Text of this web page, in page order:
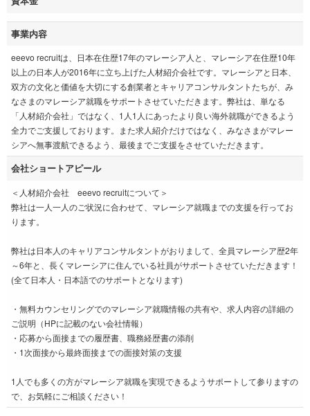
事業内容
eeevo recruitは、日本在住歴17年のマレーシア人と、マレーシア在住歴10年
以上の日本人が2016年に立ち上げた人材紹介会社です。マレーシアと日本、
双方の文化と価値を大切にする創業者とキャリアコンサルタントたちが、み
なさまのマレーシア就職をサポートさせていただきます。弊社は、単なる
「人材紹介会社」ではなく、1人1人にあったより良い海外就職ができるよう
全力でご支援しております。また求人紹介だけではなく、みなさまがマレー
シアへ無事渡航できるよう、最後までご支援をさせていただきます。
会社ショートアピール
＜人材紹介会社 eeevo recruitについて＞
弊社は一人一人のご状況に合わせて、マレーシア就職までの支援を行ってお
ります。
弊社は日本人のキャリアコンサルタントがおりまして、全員マレーシア歴2年
～6年と、長くマレーシアに住んでいる社員がサポートさせていただきます！
(全て日本人・日本語でのサポートとなります)
・無料カウンセリングでのマレーシア就職情報の共有や、求人内容の詳細の
ご説明（HPに記載のない会社情報）
・応募から面接までの履歴書、職務経歴書の添削
・1次面接から最終面接までの面接対策の支援
1人でも多くの方がマレーシア就職を実現できるようサポートして参りますの
で、お気軽にご相談ください！